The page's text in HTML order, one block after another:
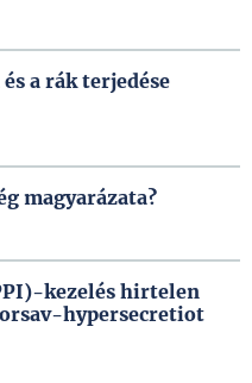
a rák terjedése
magyarázata?
kezelés hirtelen
hypersecretiot